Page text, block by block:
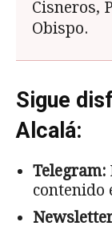
Cisneros,
Obispo.
Sigue
Alcalá:
Telegram:
contenido